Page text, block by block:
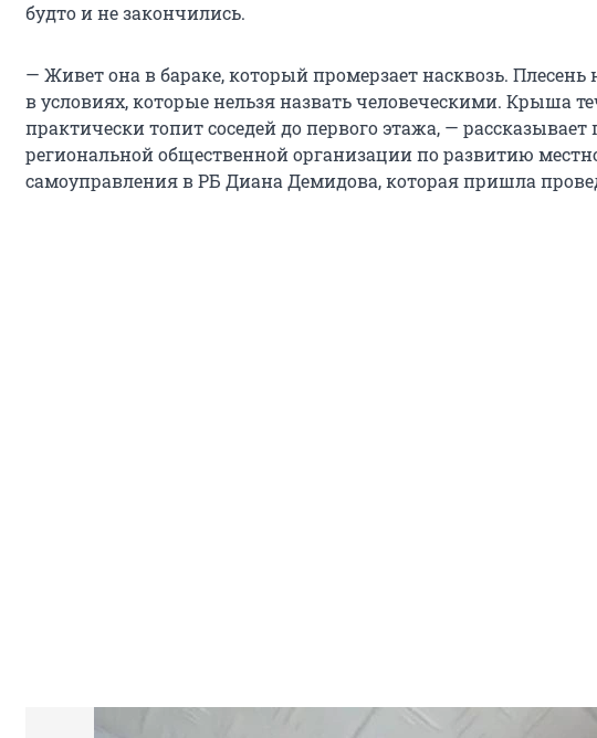
будто и не закончились.
— Живет она в бараке, который промерзает насквозь. Плесень
в условиях, которые нельзя назвать человеческими. Крыша
практически топит соседей до первого этажа, — рассказывает
региональной общественной организации по развитию
самоуправления в РБ Диана Демидова, которая пришла